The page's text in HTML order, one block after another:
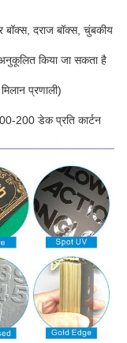
दराज बॉक्स, चुंबकीय
किया जा सकता है
प्रणाली)
200 डेक प्रति कार्टन